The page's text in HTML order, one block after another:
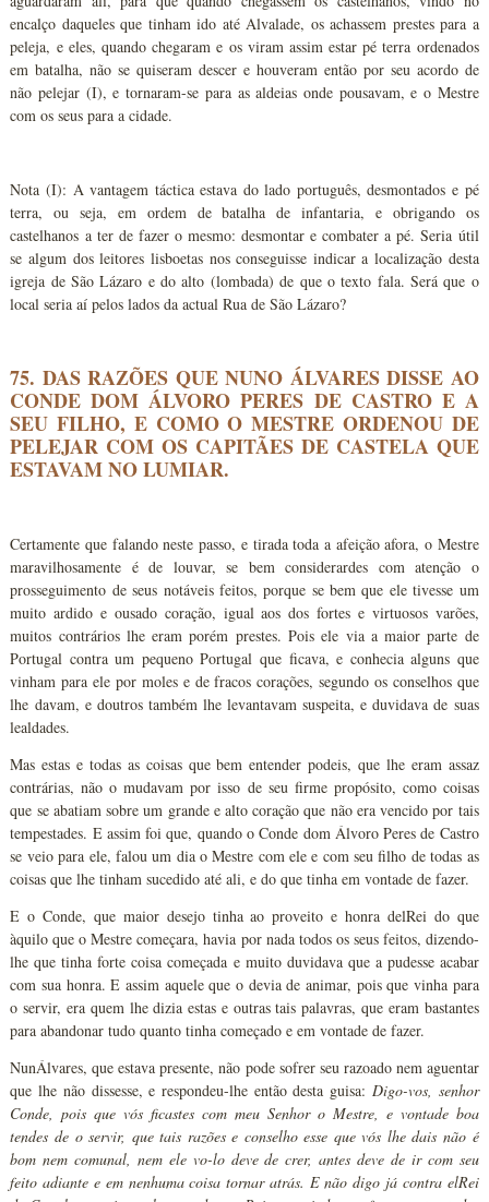
encalço daqueles que tinham ido até Alvalade, os achassem prestes para a
peleja, e eles, quando chegaram e os viram assim estar pé terra ordenados
em batalha, não se quiseram descer e houveram então por seu acordo de
não pelejar (I), e tornaram-se para as aldeias onde pousavam, e o Mestre
com os seus para a cidade.
Nota (I): A vantagem táctica estava do lado português, desmontados e pé
terra, ou seja, em ordem de batalha de infantaria, e obrigando os
castelhanos a ter de fazer o mesmo: desmontar e combater a pé. Seria útil
se algum dos leitores lisboetas nos conseguisse indicar a localização desta
igreja de São Lázaro e do alto (lombada) de que o texto fala. Será que o
local seria aí pelos lados da actual Rua de São Lázaro?
75. DAS RAZÕES QUE NUNO ÁLVARES DISSE AO
CONDE DOM ÁLVORO PERES DE CASTRO E A
SEU FILHO, E COMO O MESTRE ORDENOU DE
PELEJAR COM OS CAPITÃES DE CASTELA QUE
ESTAVAM NO LUMIAR.
Certamente que falando neste passo, e tirada toda a afeição afora, o Mestre
maravilhosamente é de louvar, se bem considerardes com atenção o
prosseguimento de seus notáveis feitos, porque se bem que ele tivesse um
muito ardido e ousado coração, igual aos dos fortes e virtuosos varões,
muitos contrários lhe eram porém prestes. Pois ele via a maior parte de
Portugal contra um pequeno Portugal que ficava, e conhecia alguns que
vinham para ele por moles e de fracos corações, segundo os conselhos que
lhe davam, e doutros também lhe levantavam suspeita, e duvidava de suas
lealdades.
Mas estas e todas as coisas que bem entender podeis, que lhe eram assaz
contrárias, não o mudavam por isso de seu firme propósito, como coisas
que se abatiam sobre um grande e alto coração que não era vencido por tais
tempestades. E assim foi que, quando o Conde dom Álvoro Peres de Castro
se veio para ele, falou um dia o Mestre com ele e com seu filho de todas as
coisas que lhe tinham sucedido até ali, e do que tinha em vontade de fazer.
E o Conde, que maior desejo tinha ao proveito e honra delRei do que
àquilo que o Mestre começara, havia por nada todos os seus feitos, dizendo-
lhe que tinha forte coisa começada e muito duvidava que a pudesse acabar
com sua honra. E assim aquele que o devia de animar, pois que vinha para
o servir, era quem lhe dizia estas e outras tais palavras, que eram bastantes
para abandonar tudo quanto tinha começado e em vontade de fazer.
NunÁlvares, que estava presente, não pode sofrer seu razoado nem aguentar
que lhe não dissesse, e respondeu-lhe então desta guisa: Digo-vos, senhor
Conde, pois que vós ficastes com meu Senhor o Mestre, e vontade boa
tendes de o servir, que tais razões e conselho esse que vós lhe dais não é
bom nem comunal, nem ele vo-lo deve de crer, antes deve de ir com seu
feito adiante e em nenhuma coisa tornar atrás. E não digo já contra elRei